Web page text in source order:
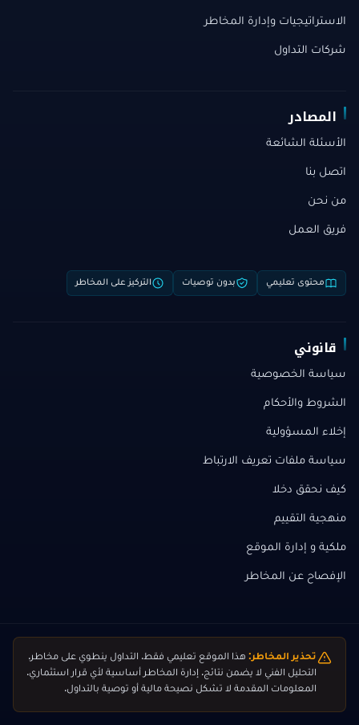
الاستراتيجيات وإدارة المخاطر
شركات التداول
المصادر
الأسئلة الشائعة
اتصل بنا
من نحن
فريق العمل
محتوى تعليمي بدون توصيات التركيز على المخاطر
قانوني
سياسة الخصوصية
الشروط والأحكام
إخلاء المسؤولية
سياسة ملفات تعريف الارتباط
كيف نحقق دخلا
منهجية التقييم
ملكية و إدارة الموقع
الإفصاح عن المخاطر
تحذير المخاطر: هذا الموقع تعليمي فقط. التداول ينطوي على مخاطر.
التحليل الفني لا يضمن نتائج. إدارة المخاطر أساسية لأي قرار استثماري.
المعلومات المقدمة لا تشكل نصيحة مالية أو توصية بالتداول.